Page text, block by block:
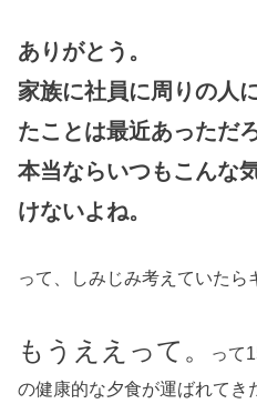
ありがとう。
家族に社員に周りの人
たことは最近あっただ
本当ならいつもこんな
けないよね。
って、しみじみ考えていた
もうええって。
って
の健康的な夕食が運ばれてき